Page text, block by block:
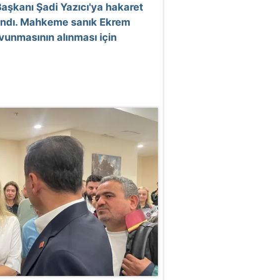
Şadi Yazıcı'ya hakaret
Mahkeme sanık Ekrem
alınması için